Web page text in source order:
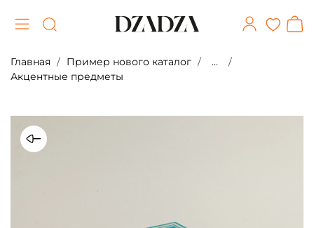
Главная Пример нового каталог
...
Акцентные предметы